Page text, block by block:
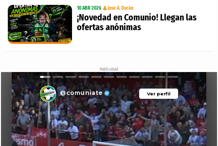
10 ABR 2026 Jose A. Durán
¡Novedad en Comunio! Llegan las
ofertas anónimas
Publicidad
Ver perfil
@comuniate Ver perfil